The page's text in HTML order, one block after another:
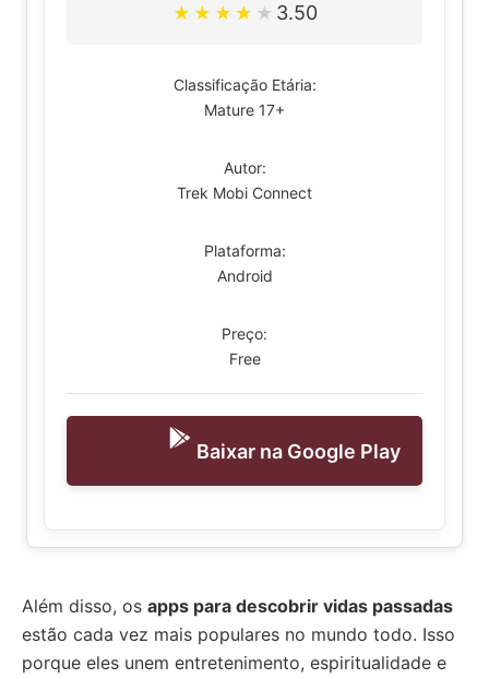
★ ★ ★ ★ ★ 3.50
Classificação Etária:
Mature 17+
Autor:
Trek Mobi Connect
Plataforma:
Android
Preço:
Free
Baixar na Google Play
Além disso, os apps para descobrir vidas passadas
estão cada vez mais populares no mundo todo. Isso
porque eles unem entretenimento, espiritualidade e